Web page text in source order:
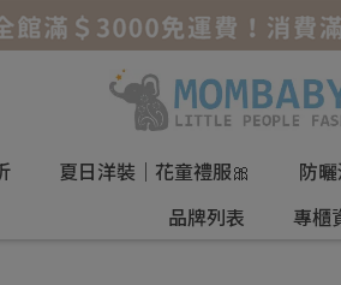
夏日洋裝｜花童禮服🎀 防
品牌列表
專櫃